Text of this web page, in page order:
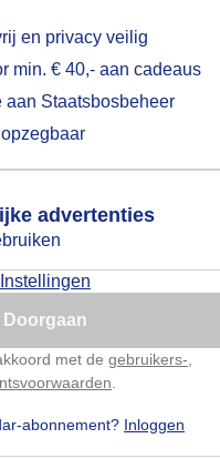
en privacy veilig
min. € 40,- aan cadeaus
aan Staatsbosbeheer
advertenties
Instellingen
Doorgaan
met de gebruikers-
abonnement? Inloggen
geduld aub...
geduld aub...
gebruiken voor
het weer?
geen akkoord op hebt
er zo een pop-up uit
deze toestemming
wordt.
toon de popup
misschien later
je niet elke dag deze pop-
dit aan te passen